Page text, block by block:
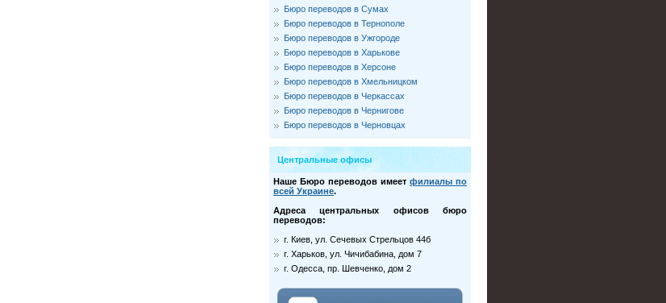
Бюро переводов в Сумах
Бюро переводов в Тернополе
Бюро переводов в Ужгороде
Бюро переводов в Харькове
Бюро переводов в Херсоне
Бюро переводов в Хмельницком
Бюро переводов в Черкассах
Бюро переводов в Чернигове
Бюро переводов в Черновцах
Центральные офисы
Наше Бюро переводов имеет филиалы по
всей Украине.
Адреса центральных офисов бюро
переводов:
г. Киев, ул. Сечевых Стрельцов 44б
г. Харьков, ул. Чичибабина, дом 7
г. Одесса, пр. Шевченко, дом 2